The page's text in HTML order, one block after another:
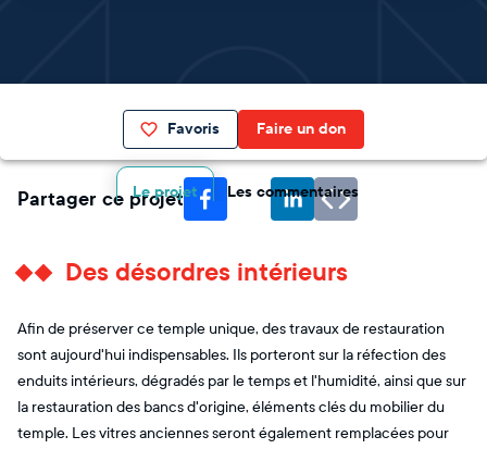
Favoris Faire un don
Le projet Les commentaires
Partager ce projet
Des désordres intérieurs
Afin de préserver ce temple unique, des travaux de restauration
sont aujourd'hui indispensables. Ils porteront sur la réfection des
enduits intérieurs, dégradés par le temps et l'humidité, ainsi que sur
la restauration des bancs d'origine, éléments clés du mobilier du
temple. Les vitres anciennes seront également remplacées pour